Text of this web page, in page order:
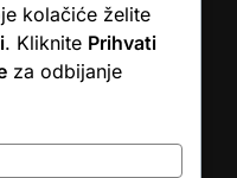
i njihova briga da
shopova nitko vas ne
kolačiće želite
. Kliknite Prihvati
za odbijanje